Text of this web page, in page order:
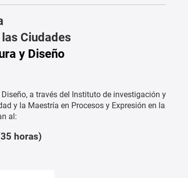
Ciudades
y Diseño
a través del Instituto de investigación y
y la Maestría en Procesos y Expresión en la
al:
horas)